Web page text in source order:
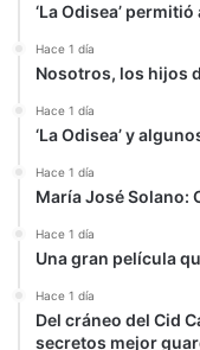
‘La Odisea’
Hace 1 día
Nosotros, los hijos
Hace 1 día
‘La Odisea’ y
Hace 1 día
María José Solano:
Hace 1 día
Una gran película
Hace 1 día
Del cráneo del Cid
secretos mejor